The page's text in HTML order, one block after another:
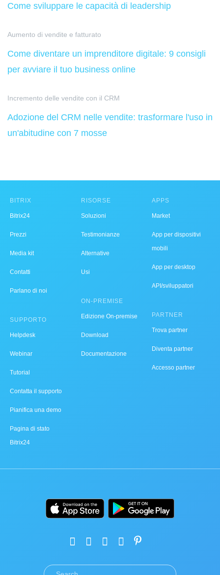
Come sviluppare le capacità di leadership
Aumento di vendite e fatturato
Come diventare un imprenditore digitale: 9 consigli
per avviare il tuo business online
Incremento delle vendite con il CRM
Adozione del CRM nelle vendite: trasformare l'uso in
un'abitudine con 7 mosse
BITRIX
Bitrix24
Prezzi
Media kit
Contatti
Parlano di noi
SUPPORTO
Helpdesk
Webinar
Tutorial
Contatta il supporto
Pianifica una demo
Pagina di stato
Bitrix24
RISORSE
Soluzioni
Testimonianze
Alternative
Usi
ON-PREMISE
Edizione On-premise
Download
Documentazione
APPS
Market
App per dispositivi
mobili
App per desktop
API/sviluppatori
PARTNER
Trova partner
Diventa partner
Accesso partner